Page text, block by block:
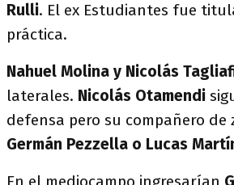
Rulli. El ex Estudiantes fue
práctica.
Nahuel Molina y Nicolás
laterales. Nicolás Otamendi
defensa pero su compañero de
Germán Pezzella o Lucas